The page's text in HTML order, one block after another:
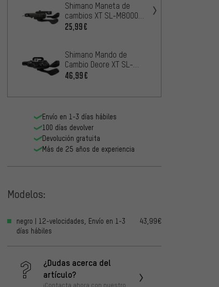
Shimano Maneta de
cambios XT SL-M8000-
B-I con I-Spec 2/3/11
25,99€
Shimano Mando de
Cambio Deore XT SL-
M8200-IR 12
46,99€
Envío en 1-3 días hábiles
100 días devolver
Devolución gratuita
Más de 25 años de experiencia
Modelos:
negro | 12-velocidades, Envío en 1-3
días hábiles
43,99€
¿Dudas acerca del
artículo?
¡Contacta ahora con nuestro